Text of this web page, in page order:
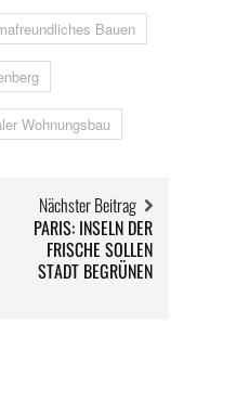
Bauen
Wohnungsbau
Nächster Beitrag
PARIS: INSELN DER
FRISCHE SOLLEN
STADT BEGRÜNEN